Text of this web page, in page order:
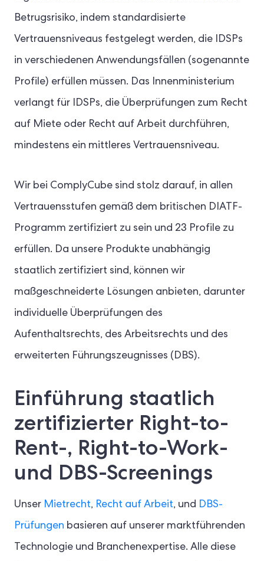
Betrugsrisiko, indem standardisierte
Vertrauensniveaus festgelegt werden, die IDSPs
in verschiedenen Anwendungsfällen (sogenannte
Profile) erfüllen müssen. Das Innenministerium
verlangt für IDSPs, die Überprüfungen zum Recht
auf Miete oder Recht auf Arbeit durchführen,
mindestens ein mittleres Vertrauensniveau.
Wir bei ComplyCube sind stolz darauf, in allen
Vertrauensstufen gemäß dem britischen DIATF-
Programm zertifiziert zu sein und 23 Profile zu
erfüllen. Da unsere Produkte unabhängig
staatlich zertifiziert sind, können wir
maßgeschneiderte Lösungen anbieten, darunter
individuelle Überprüfungen des
Aufenthaltsrechts, des Arbeitsrechts und des
erweiterten Führungszeugnisses (DBS).
Einführung staatlich
zertifizierter Right-to-
Rent-, Right-to-Work-
und DBS-Screenings
Unser Mietrecht, Recht auf Arbeit, und DBS-
Prüfungen basieren auf unserer marktführenden
Technologie und Branchenexpertise. Alle diese